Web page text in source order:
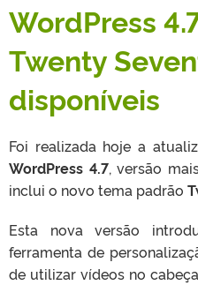
TELEFONES
WordPress
Twenty
disponíveis
Foi realizada hoje a
WordPress 4.7, versão
inclui o novo tema padrão
Esta nova versão
ferramenta de
de utilizar vídeos no